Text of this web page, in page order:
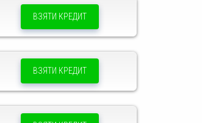
ВЗЯТИ КРЕДИТ
ВЗЯТИ КРЕДИТ